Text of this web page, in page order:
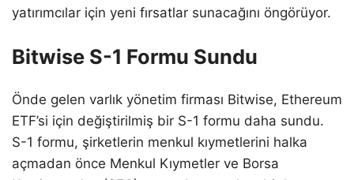
yatırımcılar için yeni fırsatlar sunacağını öngörüyor.
Bitwise S-1 Formu Sundu
Önde gelen varlık yönetim firması Bitwise, Ethereum
ETF’si için değiştirilmiş bir S-1 formu daha sundu.
S-1 formu, şirketlerin menkul kıymetlerini halka
açmadan önce Menkul Kıymetler ve Borsa